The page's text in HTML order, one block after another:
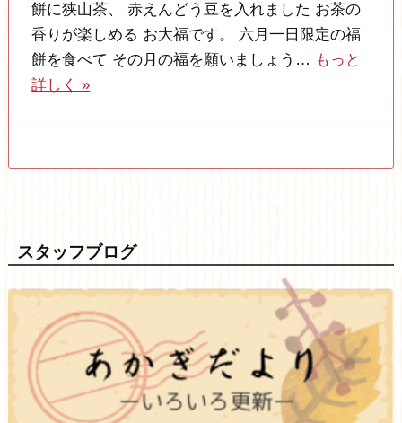
餅に狭山茶、 赤えんどう豆を入れました お茶の
香りが楽しめる お大福です。 六月一日限定の福
餅を食べて その月の福を願いましょう… もっと
詳しく »
スタッフブログ